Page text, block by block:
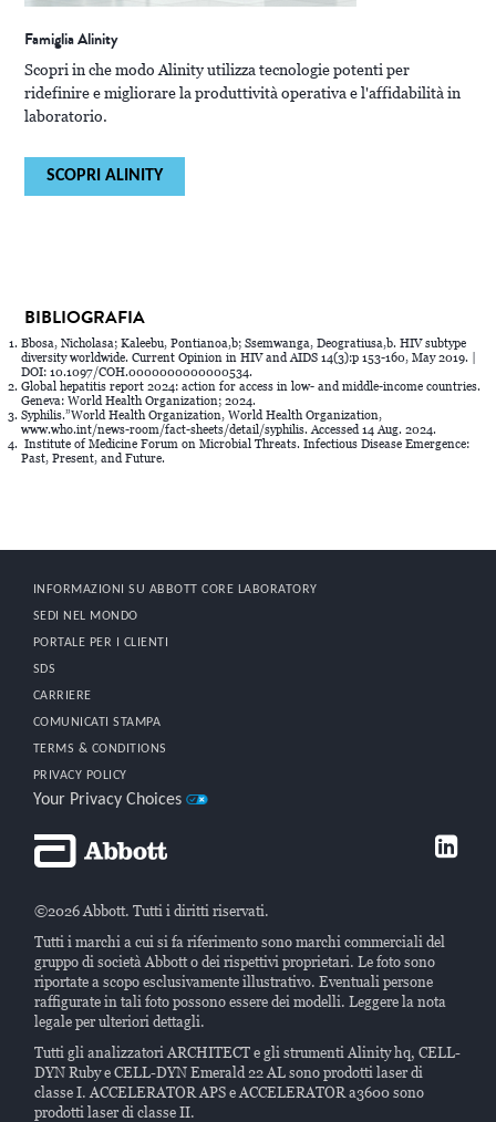
Famiglia Alinity
Scopri in che modo Alinity utilizza tecnologie potenti per
ridefinire e migliorare la produttività operativa e l'affidabilità in
laboratorio.
SCOPRI ALINITY
BIBLIOGRAFIA
Bbosa, Nicholasa; Kaleebu, Pontianoa,b; Ssemwanga, Deogratiusa,b. HIV subtype
diversity worldwide. Current Opinion in HIV and AIDS 14(3):p 153-160, May 2019. |
DOI: 10.1097/COH.0000000000000534.
Global hepatitis report 2024: action for access in low- and middle-income countries.
Geneva: World Health Organization; 2024.
Syphilis.”World Health Organization, World Health Organization,
www.who.int/news-room/fact-sheets/detail/syphilis. Accessed 14 Aug. 2024.
Institute of Medicine Forum on Microbial Threats. Infectious Disease Emergence:
Past, Present, and Future.
INFORMAZIONI SU ABBOTT CORE LABORATORY
SEDI NEL MONDO
PORTALE PER I CLIENTI
SDS
CARRIERE
COMUNICATI STAMPA
TERMS & CONDITIONS
PRIVACY POLICY
Your Privacy Choices
©2026 Abbott. Tutti i diritti riservati.
Tutti i marchi a cui si fa riferimento sono marchi commerciali del
gruppo di società Abbott o dei rispettivi proprietari. Le foto sono
riportate a scopo esclusivamente illustrativo. Eventuali persone
raffigurate in tali foto possono essere dei modelli. Leggere la nota
legale per ulteriori dettagli.
Tutti gli analizzatori ARCHITECT e gli strumenti Alinity hq, CELL-
DYN Ruby e CELL-DYN Emerald 22 AL sono prodotti laser di
classe I. ACCELERATOR APS e ACCELERATOR a3600 sono
prodotti laser di classe II.